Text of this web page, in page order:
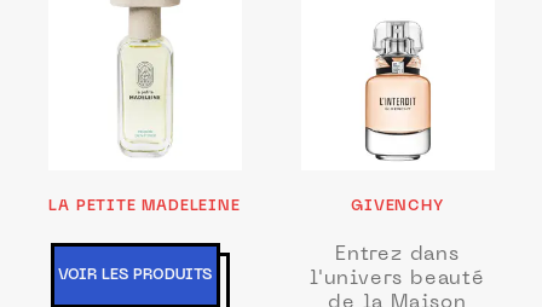
LA PETITE MADELEINE
VOIR LES PRODUITS
GIVENCHY
Entrez dans
l'univers beauté